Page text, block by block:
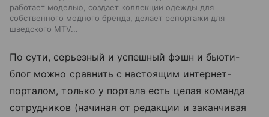
работает моделью, создает коллекции одежды для
собственного модного бренда, делает репортажи для
шведского MTV...
По сути, серьезный и успешный фэшн и бьюти-
блог можно сравнить с настоящим интернет-
порталом, только у портала есть целая команда
сотрудников (начиная от редакции и заканчивая